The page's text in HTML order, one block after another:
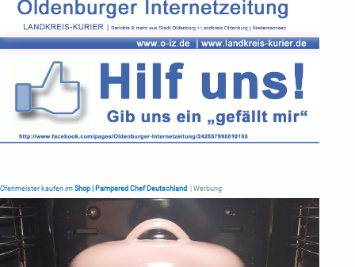
Ofenmeister kaufen im Shop | Pampered Chef Deutschland | Werbung